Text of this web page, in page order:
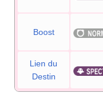
Boost
Lien du
Destin